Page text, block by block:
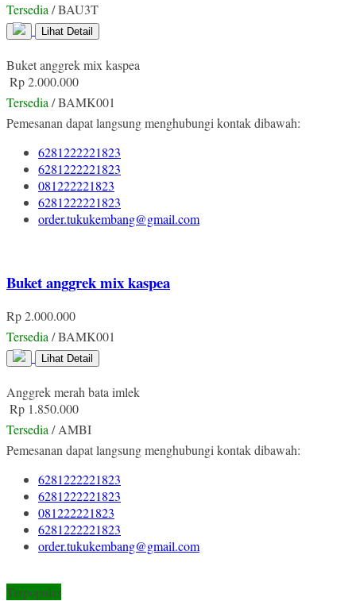
Tersedia / BAU3T
Lihat Detail
Buket anggrek mix kaspea
Rp 2.000.000
Tersedia / BAMK001
Pemesanan dapat langsung menghubungi kontak dibawah:
6281222221823
6281222221823
081222221823
6281222221823
order.tukukembang@gmail.com
Buket anggrek mix kaspea
Rp 2.000.000
Tersedia/ BAMK001
Lihat Detail
Anggrek merah bata imlek
Rp 1.850.000
Tersedia/ AMBI
Pemesanan dapat langsung menghubungi kontak dibawah:
6281222221823
6281222221823
081222221823
6281222221823
order.tukukembang@gmail.com
Terpopuler